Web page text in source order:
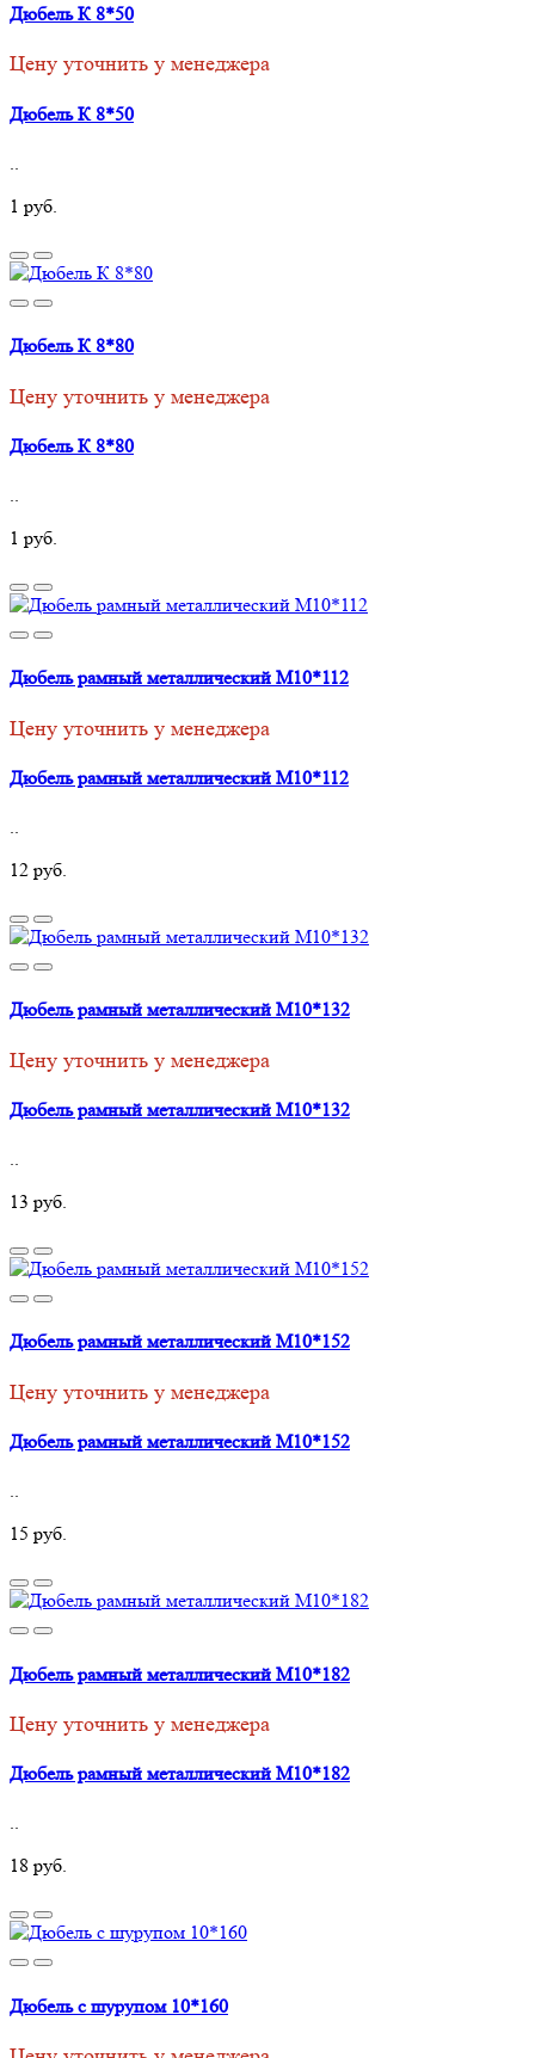
Дюбель К 8*50
Цену уточнить у менеджера
Дюбель К 8*50
..
1 руб.
Дюбель К 8*80
Цену уточнить у менеджера
Дюбель К 8*80
..
1 руб.
Дюбель рамный металлический М10*112
Цену уточнить у менеджера
Дюбель рамный металлический М10*112
..
12 руб.
Дюбель рамный металлический М10*132
Цену уточнить у менеджера
Дюбель рамный металлический М10*132
..
13 руб.
Дюбель рамный металлический М10*152
Цену уточнить у менеджера
Дюбель рамный металлический М10*152
..
15 руб.
Дюбель рамный металлический М10*182
Цену уточнить у менеджера
Дюбель рамный металлический М10*182
..
18 руб.
Дюбель с шурупом 10*160